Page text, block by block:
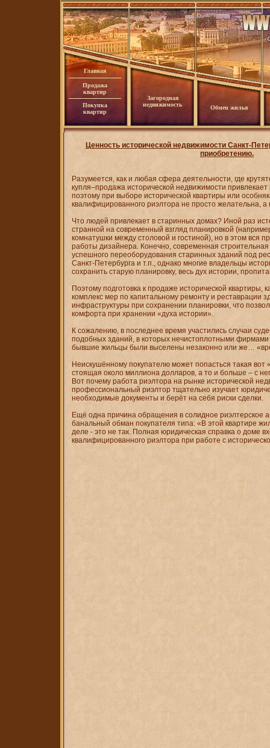
Главная
Продажа
квартир
Покупка
квартир
Загородная
недвижимость
Обмен жилья
Ценность исторической недвижимости Санкт-
приобретению.
Разумеется, как и любая сфера деятельности, где
купля–продажа исторической недвижимости
поэтому при выборе исторической квартиры или
квалифицированного риэлтора не просто желательна,
Что людей привлекает в старинных домах? Иной раз
странной на современный взгляд планировкой
комнатушки между столовой и гостиной), но в этом вся
работы дизайнера. Конечно, современная
успешного переоборудования старинных зданий под
Санкт-Петербурга и т.п., однако многие владельцы
сохранить старую планировку, весь дух истории,
Поэтому подготовка к продаже исторической квартиры,
комплекс мер по капитальному ремонту и реставрации
инфраструктуры при сохранении планировки, что
комфорта при хранении «духа истории».
К сожалению, в последнее время участились случаи
подобных зданий, в которых нечистоплотными фирмами
бывшие жильцы были выселены незаконно или же…
Неискушённому покупателю может попасться такая вот
стоящая около миллиона долларов, а то и больше – с
Вот почему работа риэлтора на рынке исторической
профессиональный риэлтор тщательно изучает
необходимые документы и берёт на себя риски сделки.
Ещё одна причина обращения в солидное риэлтерское
банальный обман покупателя типа: «В этой квартире
деле - это не так. Полная юридическая справка о доме
квалифицированного риэлтора при работе с